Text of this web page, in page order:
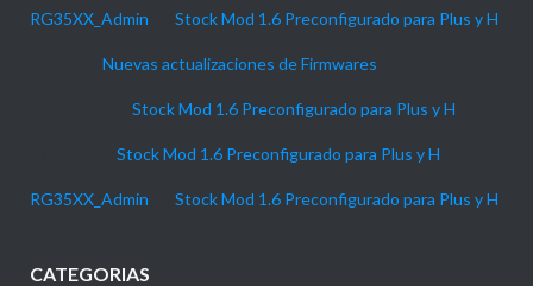
RG35XX_Admin Stock Mod 1.6 Preconfigurado para Plus y H
Nuevas actualizaciones de Firmwares
Stock Mod 1.6 Preconfigurado para Plus y H
Stock Mod 1.6 Preconfigurado para Plus y H
RG35XX_Admin Stock Mod 1.6 Preconfigurado para Plus y H
CATEGORIAS